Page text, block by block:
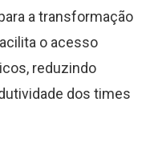
a transformação
o acesso
reduzindo
dos times